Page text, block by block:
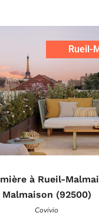
Rueil-
à Rueil-
Malmaison (92500)
Covivio